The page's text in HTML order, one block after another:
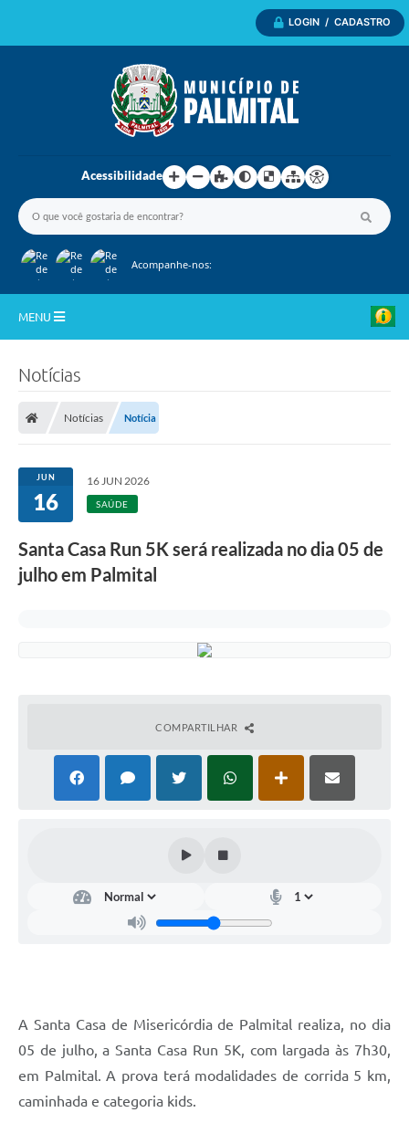
LOGIN / CADASTRO
Acessibilidade
Acompanhe-nos:
MENU
Departamentos
Câmara Municipal
Notícias
Notícias Notícia
JUN
16
16 JUN 2026
SAÚDE
Santa Casa Run 5K será realizada no dia 05 de
julho em Palmital
COMPARTILHAR
A Santa Casa de Misericórdia de Palmital realiza, no dia
05 de julho, a Santa Casa Run 5K, com largada às 7h30,
em Palmital. A prova terá modalidades de corrida 5 km,
caminhada e categoria kids.